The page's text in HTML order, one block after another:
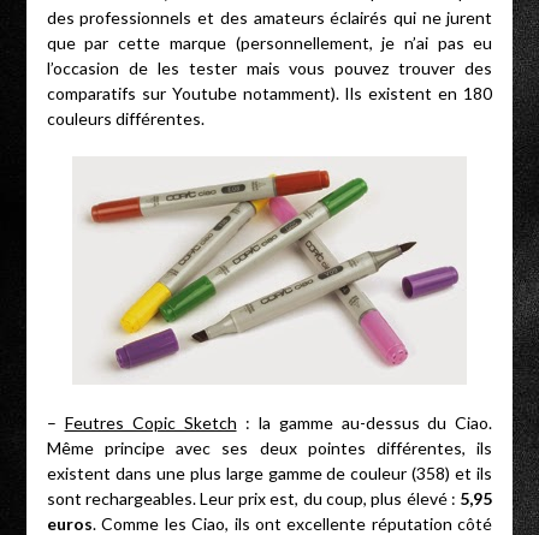
des professionnels et des amateurs éclairés qui ne jurent
que par cette marque (personnellement, je n’ai pas eu
l’occasion de les tester mais vous pouvez trouver des
comparatifs sur Youtube notamment). Ils existent en 180
couleurs différentes.
– Feutres Copic Sketch : la gamme au-dessus du Ciao.
Même principe avec ses deux pointes différentes, ils
existent dans une plus large gamme de couleur (358) et ils
sont rechargeables. Leur prix est, du coup, plus élevé : 5,95
euros. Comme les Ciao, ils ont excellente réputation côté